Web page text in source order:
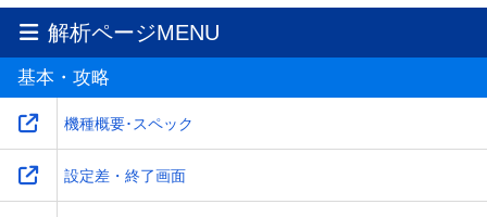
解析ページMENU
基本・攻略
機種概要･スペック
設定差・終了画面